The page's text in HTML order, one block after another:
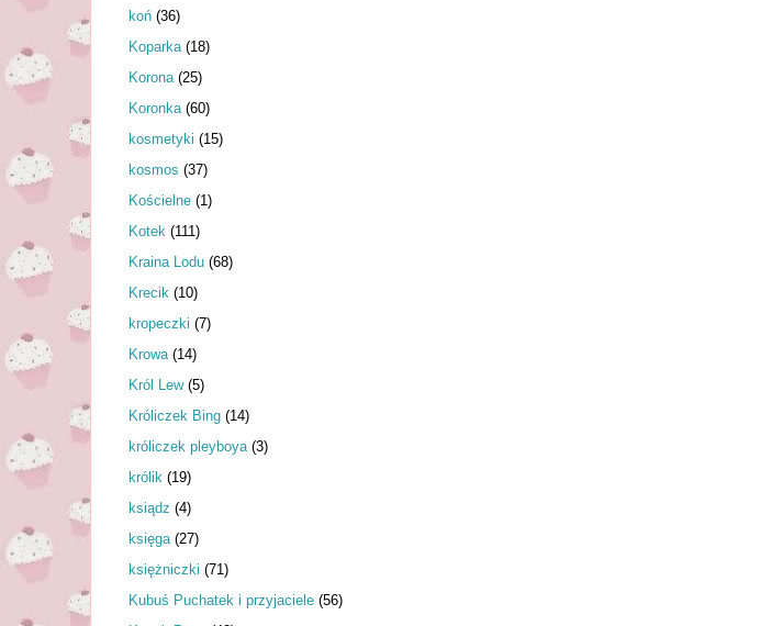
koń (36)
Koparka (18)
Korona (25)
Koronka (60)
kosmetyki (15)
kosmos (37)
Kościelne (1)
Kotek (111)
Kraina Lodu (68)
Krecik (10)
kropeczki (7)
Krowa (14)
Król Lew (5)
Króliczek Bing (14)
króliczek pleyboya (3)
królik (19)
ksiądz (4)
księga (27)
księżniczki (71)
Kubuś Puchatek i przyjaciele (56)